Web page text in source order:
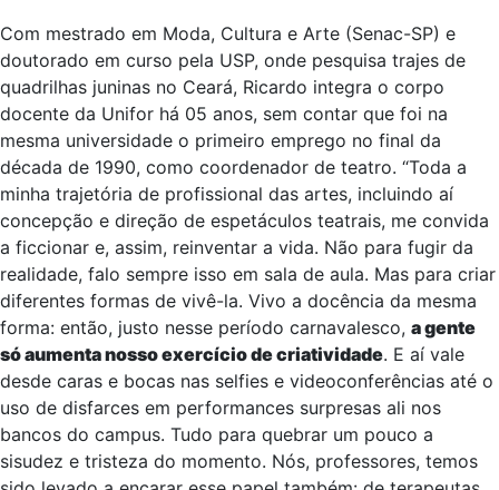
diverte-se.
Com mestrado em Moda, Cultura e Arte (Senac-SP) e
doutorado em curso pela USP, onde pesquisa trajes de
quadrilhas juninas no Ceará, Ricardo integra o corpo
docente da Unifor há 05 anos, sem contar que foi na
mesma universidade o primeiro emprego no final da
década de 1990, como coordenador de teatro. “Toda a
minha trajetória de profissional das artes, incluindo aí
concepção e direção de espetáculos teatrais, me convida
a ficcionar e, assim, reinventar a vida. Não para fugir da
realidade, falo sempre isso em sala de aula. Mas para criar
diferentes formas de vivê-la. Vivo a docência da mesma
forma: então, justo nesse período carnavalesco,a gente
só aumenta nosso exercício de criatividade . E aí vale
desde caras e bocas nas selfies e videoconferências até o
uso de disfarces em performances surpresas ali nos